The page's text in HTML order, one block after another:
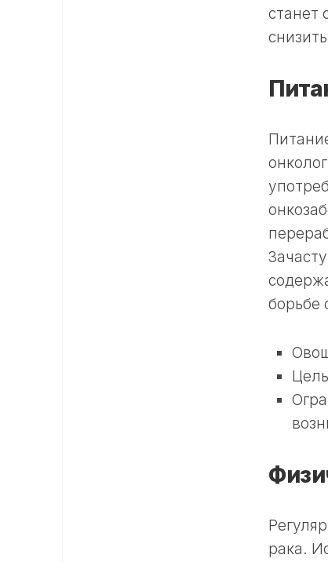
станет
борьбе
рака.